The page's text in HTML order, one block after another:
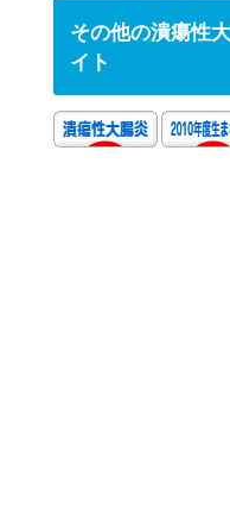
その他の潰瘍性
イト